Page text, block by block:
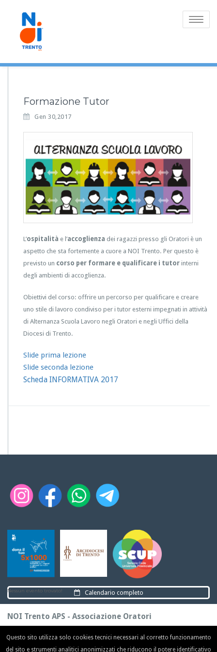
Toggle
Formazione Tutor
Gen 30,2017
L’ospitalità e l’accoglienza dei ragazzi presso gli Oratori è un
aspetto che sta fortemente a cuore a NOI Trento. Per questo è
previsto un corso per formare e qualificare i tutor interni
degli ambienti di accoglienza.
Obiettivi del corso: offrire un percorso per qualificare e creare
uno stile di lavoro condiviso per i tutor esterni impegnati in attività
di Alternanza Scuola Lavoro negli Oratori e negli Uffici della
Diocesi di Trento.
Slide prima lezione
Slide seconda lezione
Scheda INFORMATIVA 2017
Nessun evento trovato! Calendario completo
NOI Trento APS - Associazione Oratori
tel.
Questo sito utilizza solo cookies tecnici necessari al corretto funzionamento
del sito e strumenti analitici anonimizzati che riducono il potere identificativo